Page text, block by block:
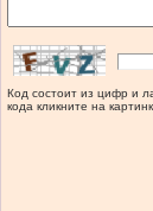
Код состоит из цифр и
кода кликните на